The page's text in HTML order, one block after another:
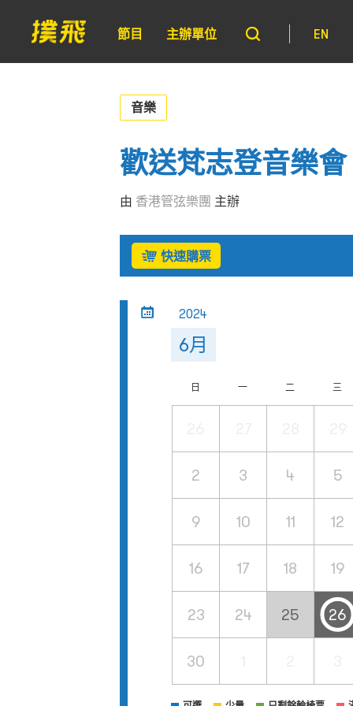
節目 主辦單位 EN
音樂
歡送梵志登音樂會
由 香港管弦樂團 主辦
快速購票
2024
6月
日 一 二 三
2 3 4 5
9 10 11 12
16 17 18 19
23 24 25 26
30